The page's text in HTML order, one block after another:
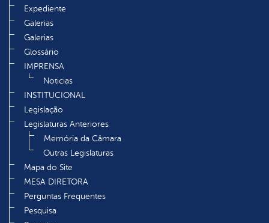
Expediente
Galerias
Galerias
Glossário
IMPRENSA
Noticias
INSTITUCIONAL
Legislação
Legislaturas Anteriores
Memória da Câmara
Outras Legislaturas
Mapa do Site
MESA DIRETORA
Perguntas Frequentes
Pesquisa